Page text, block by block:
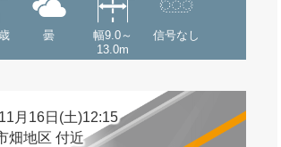
曇
幅9.0～
13.0m
信号なし
月16日(土)12:15
畑地区 付近